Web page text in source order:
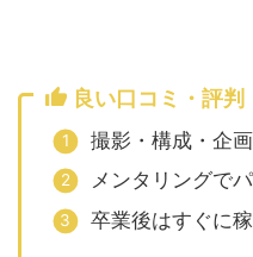
良い口コミ・評判
撮影・構成・企
メンタリングで
卒業後はすぐに